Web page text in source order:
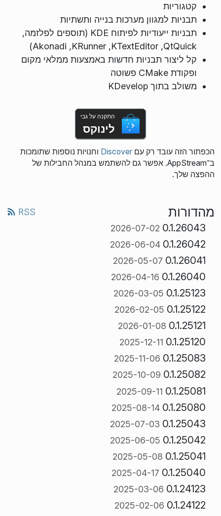
קטגוריות
תבניות למגוון מערכות בנייה ותשתיות
תבניות ייעודיות לפיתוח KDE (תוספים לפלזמה,
QtQuick,‏ KTextEditor,‏ KRunner,‏ Akonadi)
קל ליצור תבניות חדשות באמצעות ממלאי מקום
ופקודת CMake פשוטה
משולב בתוך KDevelop
התקנה על גבי
לינוקס
הכפתור הזה עובד רק עםDiscover וחנויות נוספות שתומכות
ב־AppStream. אפשר גם להשתמש במנהל החבילות של
ההפצה שלך.
מהדורות RSS
0.1.26043
2026-07-02
0.1.26042
2026-06-04
0.1.26041
2026-05-07
0.1.26040
2026-04-16
0.1.25123
2026-03-05
0.1.25122
2026-02-05
0.1.25121
2026-01-08
0.1.25120
2025-12-11
0.1.25083
2025-11-06
0.1.25082
2025-10-09
0.1.25081
2025-09-11
0.1.25080
2025-08-14
0.1.25043
2025-07-03
0.1.25042
2025-06-05
0.1.25041
2025-05-08
0.1.25040
2025-04-17
0.1.24123
2025-03-06
0.1.24122
2025-02-06